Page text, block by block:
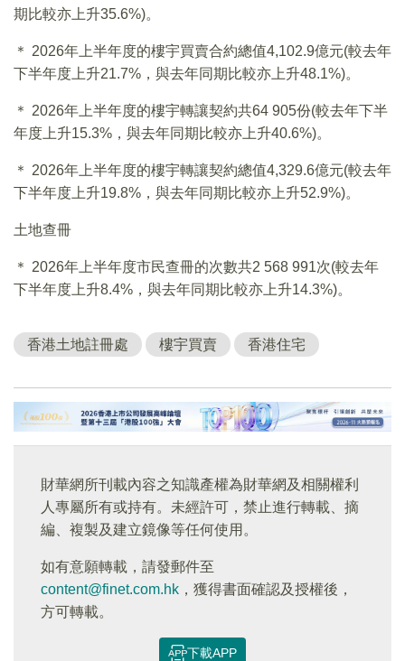
期比較亦上升35.6%)。
＊ 2026年上半年度的樓宇買賣合約總值4,102.9億元(較去年
下半年度上升21.7%，與去年同期比較亦上升48.1%)。
＊ 2026年上半年度的樓宇轉讓契約共64 905份(較去年下半
年度上升15.3%，與去年同期比較亦上升40.6%)。
＊ 2026年上半年度的樓宇轉讓契約總值4,329.6億元(較去年
下半年度上升19.8%，與去年同期比較亦上升52.9%)。
土地查冊
＊ 2026年上半年度市民查冊的次數共2 568 991次(較去年
下半年度上升8.4%，與去年同期比較亦上升14.3%)。
香港土地註冊處 樓宇買賣 香港住宅
財華網所刊載內容之知識產權為財華網及相關權利
人專屬所有或持有。未經許可，禁止進行轉載、摘
編、複製及建立鏡像等任何使用。
如有意願轉載，請發郵件至
content@finet.com.hk ，獲得書面確認及授權後，
方可轉載。
下載APP